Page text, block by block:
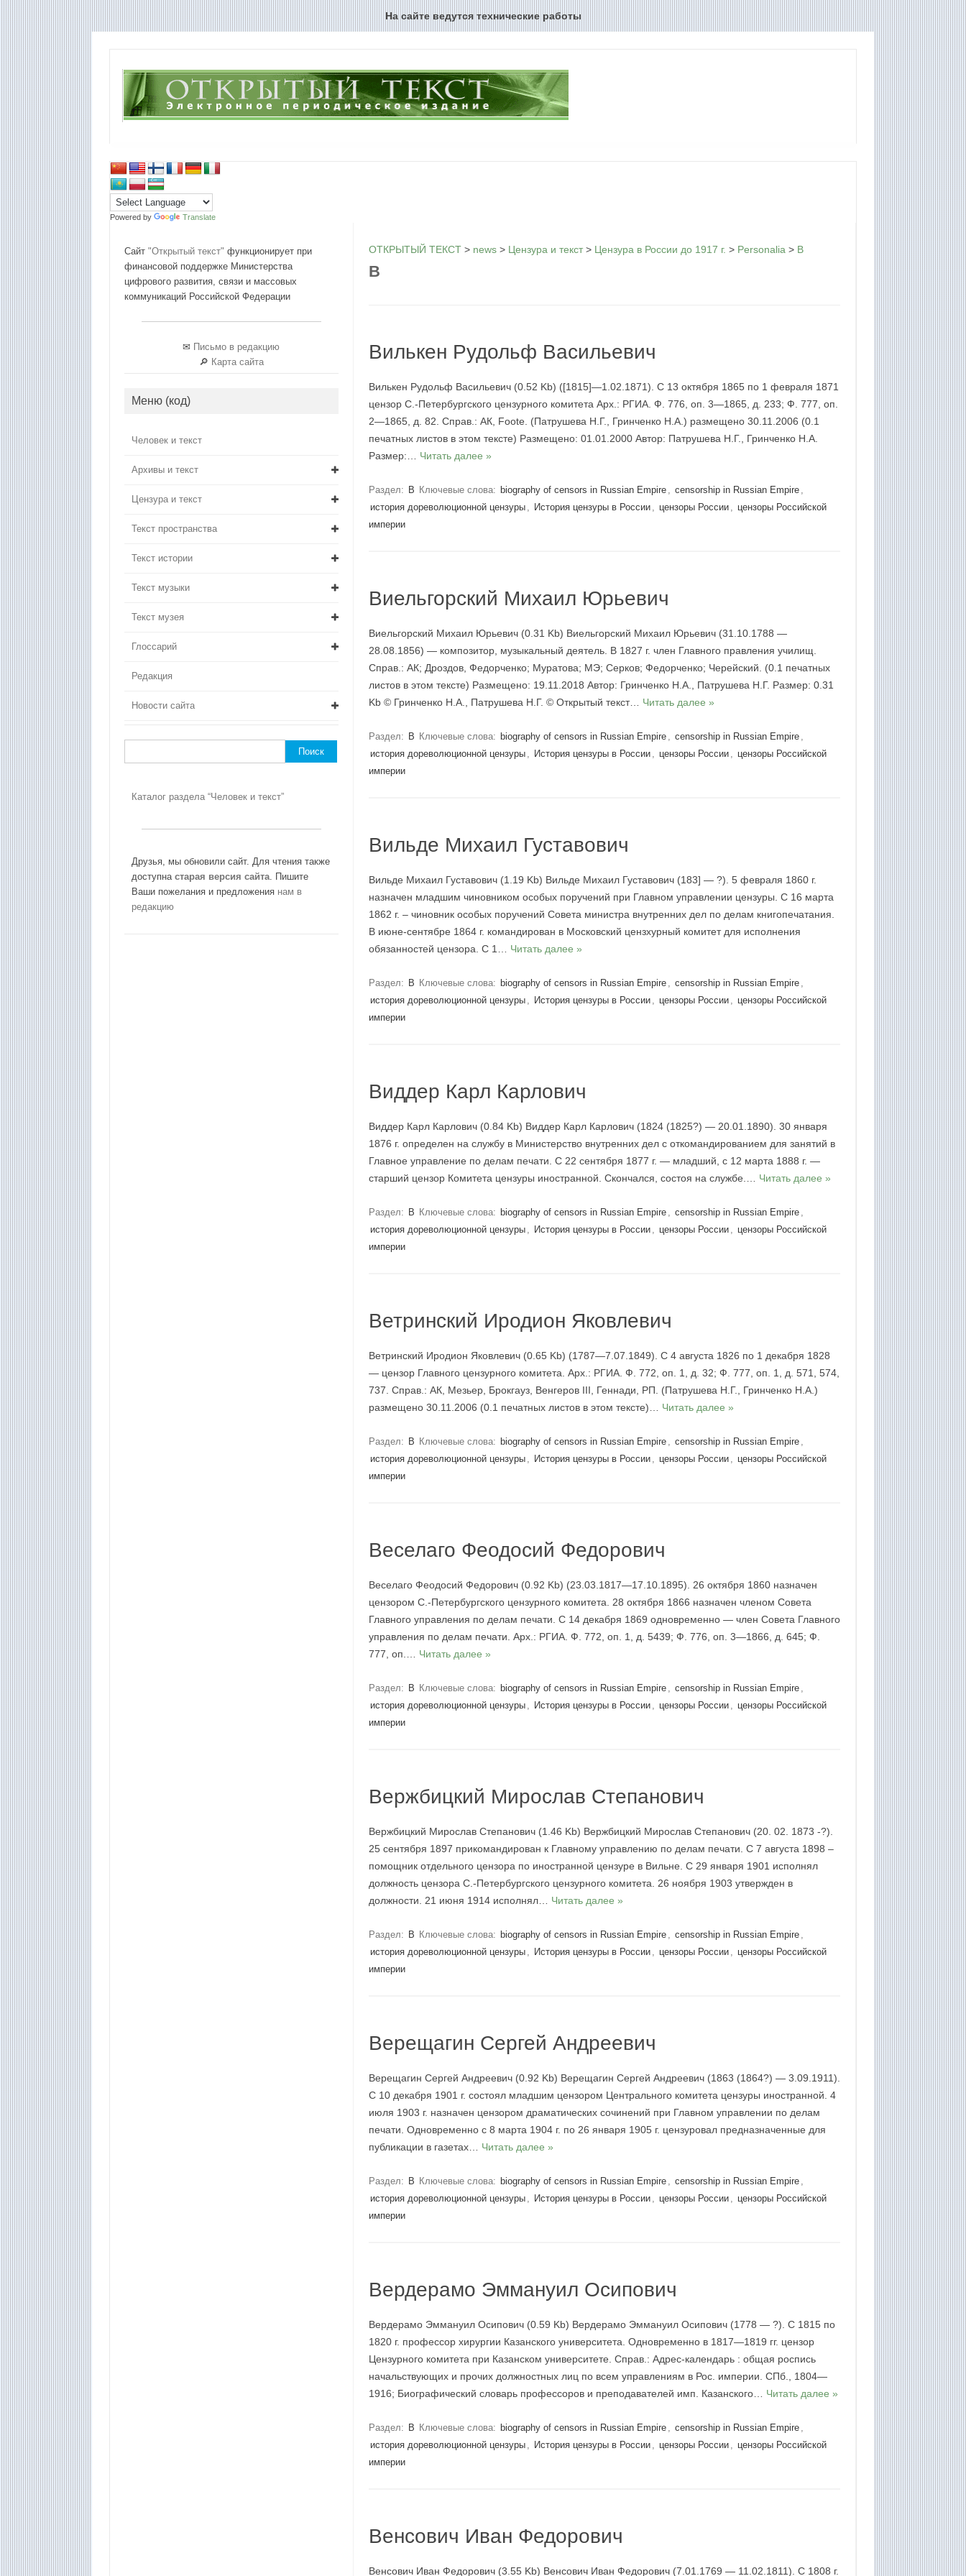
На сайте ведутся технические работы
Powered by Translate
ОТКРЫТЫЙ ТЕКСТ > news > Цензура и текст> Цензура в России до 1917 г. > Personalia > В
В
Вилькен Рудольф Васильевич
Вилькен Рудольф Васильевич (0.52 Kb) ([1815]—1.02.1871). С 13 октября 1865 по 1 февраля 1871
цензор С.-Петербургского цензурного комитета Арх.: РГИА. Ф. 776, оп. 3—1865, д. 233; Ф. 777, оп.
2—1865, д. 82. Справ.: АК, Foote. (Патрушева Н.Г., Гринченко Н.А.) размещено 30.11.2006 (0.1
печатных листов в этом тексте) Размещено: 01.01.2000 Автор: Патрушева Н.Г., Гринченко Н.А.
Размер:… Читать далее »
Раздел: В Ключевые слова: biography of censors in Russian Empire , censorship in Russian Empire ,
история дореволюционной цензуры , История цензуры в России , цензоры России , цензоры Российской
империи
Виельгорский Михаил Юрьевич
Виельгорский Михаил Юрьевич (0.31 Kb) Виельгорский Михаил Юрьевич (31.10.1788 —
28.08.1856) — композитор, музыкальный деятель. В 1827 г. член Главного правления училищ.
Справ.: АК; Дроздов, Федорченко; Муратова; МЭ; Серков; Федорченко; Черейский. (0.1 печатных
листов в этом тексте) Размещено: 19.11.2018 Автор: Гринченко Н.А., Патрушева Н.Г. Размер: 0.31
Kb © Гринченко Н.А., Патрушева Н.Г. © Открытый текст… Читать далее »
Раздел: В Ключевые слова: biography of censors in Russian Empire , censorship in Russian Empire ,
история дореволюционной цензуры , История цензуры в России , цензоры России , цензоры Российской
империи
Вильде Михаил Густавович
Вильде Михаил Густавович (1.19 Kb) Вильде Михаил Густавович (183] — ?). 5 февраля 1860 г.
назначен младшим чиновником особых поручений при Главном управлении цензуры. С 16 марта
1862 г. – чиновник особых поручений Совета министра внутренних дел по делам книгопечатания.
В июне-сентябре 1864 г. командирован в Московский цензхурный комитет для исполнения
обязанностей цензора. С 1… Читать далее »
Раздел: В Ключевые слова: biography of censors in Russian Empire , censorship in Russian Empire ,
история дореволюционной цензуры , История цензуры в России , цензоры России , цензоры Российской
империи
Виддер Карл Карлович
Виддер Карл Карлович (0.84 Kb) Виддер Карл Карлович (1824 (1825?) — 20.01.1890). 30 января
1876 г. определен на службу в Министерство внутренних дел с откомандированием для занятий в
Главное управление по делам печати. С 22 сентября 1877 г. — младший, с 12 марта 1888 г. —
старший цензор Комитета цензуры иностранной. Скончался, состоя на службе.… Читать далее »
Раздел: В Ключевые слова: biography of censors in Russian Empire , censorship in Russian Empire ,
история дореволюционной цензуры , История цензуры в России , цензоры России , цензоры Российской
империи
Ветринский Иродион Яковлевич
Ветринский Иродион Яковлевич (0.65 Kb) (1787—7.07.1849). С 4 августа 1826 по 1 декабря 1828
— цензор Главного цензурного комитета. Арх.: РГИА. Ф. 772, оп. 1, д. 32; Ф. 777, оп. 1, д. 571, 574,
737. Справ.: АК, Мезьер, Брокгауз, Венгеров III, Геннади, РП. (Патрушева Н.Г., Гринченко Н.А.)
размещено 30.11.2006 (0.1 печатных листов в этом тексте)… Читать далее »
Раздел: В Ключевые слова: biography of censors in Russian Empire , censorship in Russian Empire ,
история дореволюционной цензуры , История цензуры в России , цензоры России , цензоры Российской
империи
Веселаго Феодосий Федорович
Веселаго Феодосий Федорович (0.92 Kb) (23.03.1817—17.10.1895). 26 октября 1860 назначен
цензором С.-Петербургского цензурного комитета. 28 октября 1866 назначен членом Совета
Главного управления по делам печати. С 14 декабря 1869 одновременно — член Совета Главного
управления по делам печати. Арх.: РГИА. Ф. 772, оп. 1, д. 5439; Ф. 776, оп. 3—1866, д. 645; Ф.
777, оп.… Читать далее »
Раздел: В Ключевые слова: biography of censors in Russian Empire , censorship in Russian Empire ,
история дореволюционной цензуры , История цензуры в России , цензоры России , цензоры Российской
империи
Вержбицкий Мирослав Степанович
Вержбицкий Мирослав Степанович (1.46 Kb) Вержбицкий Мирослав Степанович (20. 02. 1873 -?).
25 сентября 1897 прикомандирован к Главному управлению по делам печати. С 7 августа 1898 –
помощник отдельного цензора по иностранной цензуре в Вильне. С 29 января 1901 исполнял
должность цензора С.-Петербургского цензурного комитета. 26 ноября 1903 утвержден в
должности. 21 июня 1914 исполнял… Читать далее »
Раздел: В Ключевые слова: biography of censors in Russian Empire , censorship in Russian Empire ,
история дореволюционной цензуры , История цензуры в России , цензоры России , цензоры Российской
империи
Верещагин Сергей Андреевич
Верещагин Сергей Андреевич (0.92 Kb) Верещагин Сергей Андреевич (1863 (1864?) — 3.09.1911).
С 10 декабря 1901 г. состоял младшим цензором Центрального комитета цензуры иностранной. 4
июля 1903 г. назначен цензором драматических сочинений при Главном управлении по делам
печати. Одновременно с 8 марта 1904 г. по 26 января 1905 г. цензуровал предназначенные для
публикации в газетах… Читать далее »
Раздел: В Ключевые слова: biography of censors in Russian Empire , censorship in Russian Empire ,
история дореволюционной цензуры , История цензуры в России , цензоры России , цензоры Российской
империи
Вердерамо Эммануил Осипович
Вердерамо Эммануил Осипович (0.59 Kb) Вердерамо Эммануил Осипович (1778 — ?). С 1815 по
1820 г. профессор хирургии Казанского университета. Одновременно в 1817—1819 гг. цензор
Цензурного комитета при Казанском университете. Справ.: Адрес-календарь : общая роспись
начальствующих и прочих должностных лиц по всем управлениям в Рос. империи. СПб., 1804—
1916; Биографический словарь профессоров и преподавателей имп. Казанского… Читать далее »
Раздел: В Ключевые слова: biography of censors in Russian Empire , censorship in Russian Empire ,
история дореволюционной цензуры , История цензуры в России , цензоры России , цензоры Российской
империи
Венсович Иван Федорович
Венсович Иван Федорович (3.55 Kb) Венсович Иван Федорович (7.01.1769 — 11.02.1811). С 1808 г.
Сайт "Открытый текст" функционирует при
финансовой поддержке Министерства
цифрового развития, связи и массовых
коммуникаций Российской Федерации
✉ Письмо в редакцию
🔎 Карта сайта
Меню (код)
Человек и текст
Архивы и текст
Цензура и текст
Текст пространства
Текст истории
Текст музыки
Текст музея
Глоссарий
Редакция
Новости сайта
Каталог раздела “Человек и текст”
Друзья, мы обновили сайт. Для чтения также
доступна старая версия сайта. Пишите
Ваши пожелания и предложения нам в
редакцию